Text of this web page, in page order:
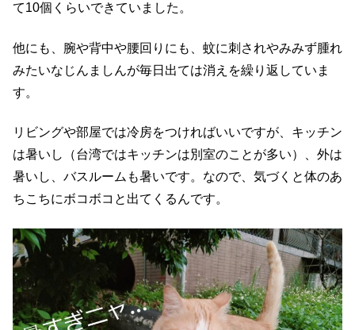
て10個くらいできていました。
他にも、腕や背中や腰回りにも、蚊に刺されやみみず腫れ
みたいなじんましんが毎日出ては消えを繰り返していま
す。
リビングや部屋では冷房をつければいいですが、キッチン
は暑いし（台湾ではキッチンは別室のことが多い）、外は
暑いし、バスルームも暑いです。なので、気づくと体のあ
ちこちにボコボコと出てくるんです。